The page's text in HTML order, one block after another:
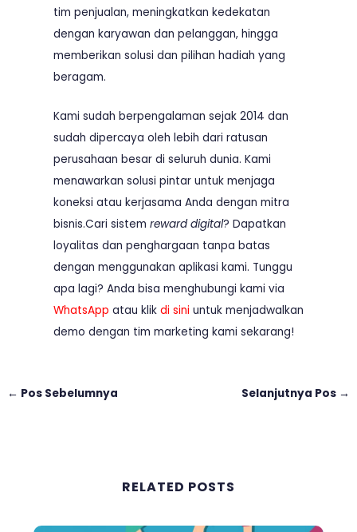
tim penjualan, meningkatkan kedekatan
dengan karyawan dan pelanggan, hingga
memberikan solusi dan pilihan hadiah yang
beragam.
Kami sudah berpengalaman sejak 2014 dan
sudah dipercaya oleh lebih dari ratusan
perusahaan besar di seluruh dunia. Kami
menawarkan solusi pintar untuk menjaga
koneksi atau kerjasama Anda dengan mitra
bisnis.Cari sistem reward digital? Dapatkan
loyalitas dan penghargaan tanpa batas
dengan menggunakan aplikasi kami. Tunggu
apa lagi? Anda bisa menghubungi kami via
WhatsApp atau klik di sini untuk menjadwalkan
demo dengan tim marketing kami sekarang!
← Pos Sebelumnya Selanjutnya Pos →
RELATED POSTS